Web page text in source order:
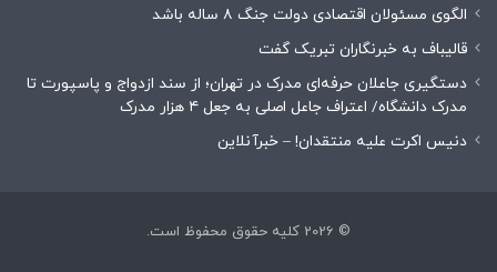
الگوی مسئولان اقتصادی دولت جنگ ۸ ساله باشد
قالیباف به خبرنگاران تبریک گفت
دستگیری جاعلان حرفه‌ای مدرک در تهران؛ از سند ازدواج و پاسپورت تا
مدرک دانشگاه/ اعتراف جاعل اصلی به جعل ۴ هزار مدرک
دنیس اکرت علیه منتقدان! – خبرآنلاین
© 2026 کلیه حقوق محفوظ است.